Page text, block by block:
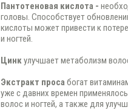
Пантотеновая кислота -
головы. Способствует
кислоты может привести к
и ногтей.
Цинкулучшает метаболизм
Экстракт просабогат
уже с давних времен
волос и ногтей, а также для